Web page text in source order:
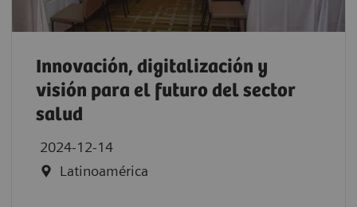
Innovación, digitalización y
visión para el futuro del sector
salud
2024-12-14
Latinoamérica